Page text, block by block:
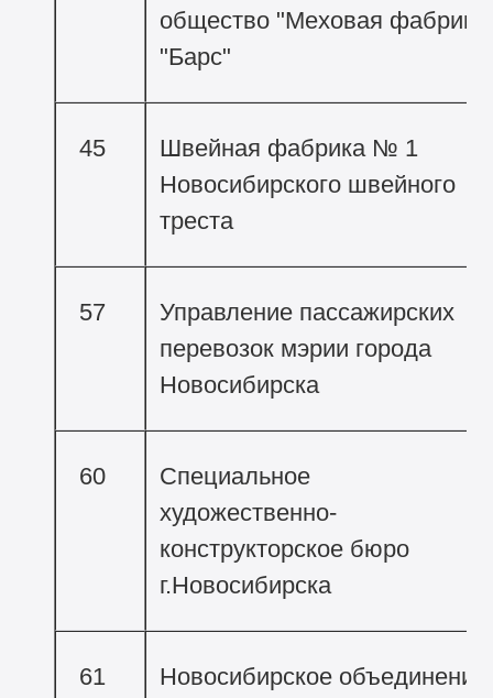
общество "Меховая фабрика
"Барс"
45
Швейная фабрика № 1
Новосибирского швейного
треста
57
Управление пассажирских
перевозок мэрии города
Новосибирска
60
Специальное
художественно-
конструкторское бюро
г.Новосибирска
61
Новосибирское объединение